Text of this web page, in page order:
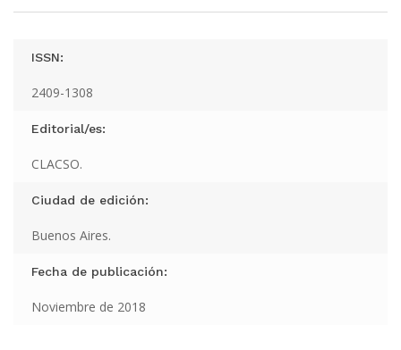
ISSN:
2409-1308
Editorial/es:
CLACSO.
Ciudad de edición:
Buenos Aires.
Fecha de publicación:
Noviembre de 2018